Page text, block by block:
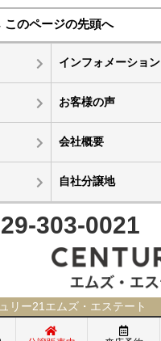
このページの先頭へ
インフォメーション
お客様の声
会社概要
自社分譲地
303-0021
リー21エムズ・エステート